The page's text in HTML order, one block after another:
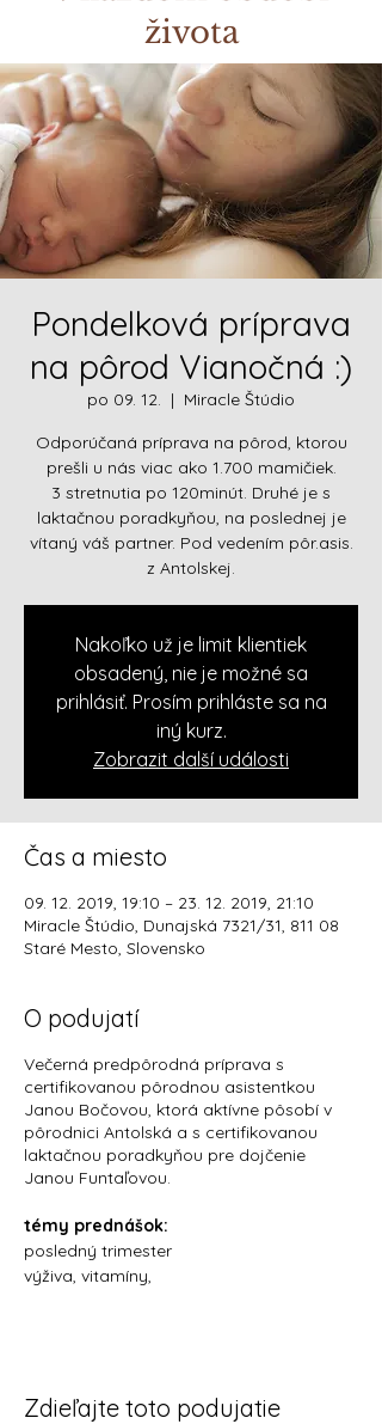
života
Pondelková príprava
na pôrod Vianočná :)
po 09. 12.
  |
Miracle Štúdio
Odporúčaná príprava na pôrod, ktorou
prešli u nás viac ako 1.700 mamičiek.
3 stretnutia po 120minút. Druhé je s
laktačnou poradkyňou, na poslednej je
vítaný váš partner. Pod vedením pôr.asis.
z Antolskej.
Nakoľko už je limit klientiek
obsadený, nie je možné sa
prihlásiť. Prosím prihláste sa na
iný kurz.
Zobrazit další události
Čas a miesto
09. 12. 2019, 19:10 – 23. 12. 2019, 21:10
Miracle Štúdio, Dunajská 7321/31, 811 08
Staré Mesto, Slovensko
O podujatí
Večerná predpôrodná príprava s
certifikovanou pôrodnou asistentkou
Janou Bočovou, ktorá aktívne pôsobí v
pôrodnici Antolská a s certifikovanou
laktačnou poradkyňou pre dojčenie
Janou Funtaľovou.
témy prednášok:
posledný trimester
výživa, vitamíny,
ako si vybrať pôrodnicu,
Zdieľajte toto podujatie